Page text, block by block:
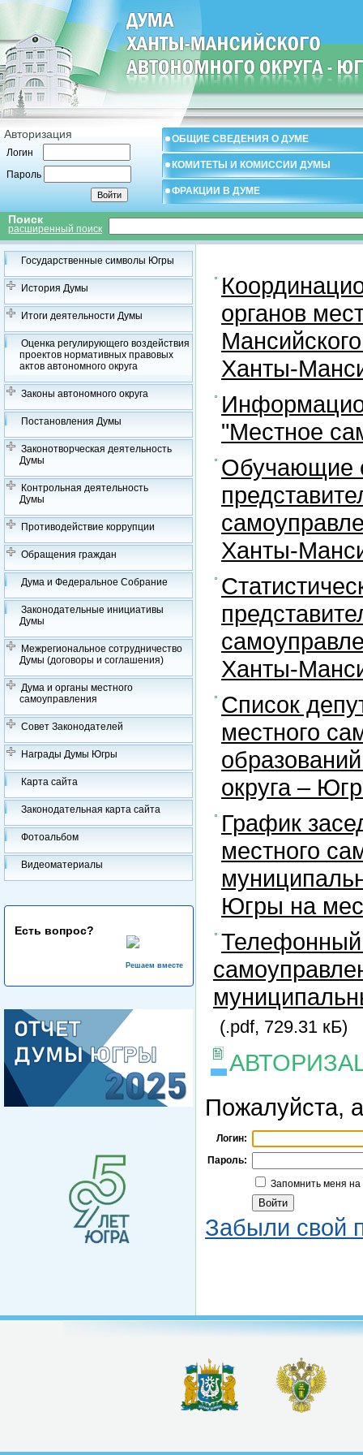
Авторизация
Логин
Пароль
ОБЩИЕ СВЕДЕНИЯ О ДУМЕ
КОМИТЕТЫ И КОМИССИИ ДУМЫ
ФРАКЦИИ В ДУМЕ
Поиск
расширенный поиск
Государственные символы Югры
История Думы
Итоги деятельности Думы
Оценка регулирующего воздействия
проектов нормативных правовых
актов автономного округа
Законы автономного округа
Постановления Думы
Законотворческая деятельность
Думы
Контрольная деятельность
Думы
Противодействие коррупции
Обращения граждан
Дума и Федеральное Собрание
Законодательные инициативы
Думы
Межрегиональное сотрудничество
Думы (договоры и соглашения)
Дума и органы местного
самоуправления
Совет Законодателей
Награды Думы Югры
Карта сайта
Законодательная карта сайта
Фотоальбом
Видеоматериалы
Есть вопрос?
Решаем вместе
органов
Ханты-
"Местное
Обучающие
Ханты-
Ханты-
Список
местного
округа –
График
местного
Югры на
Телефонный
(.pdf, 729.31 кБ)
Пожалуйста,
Логин:
Пароль:
Запомнить меня
Забыли свой